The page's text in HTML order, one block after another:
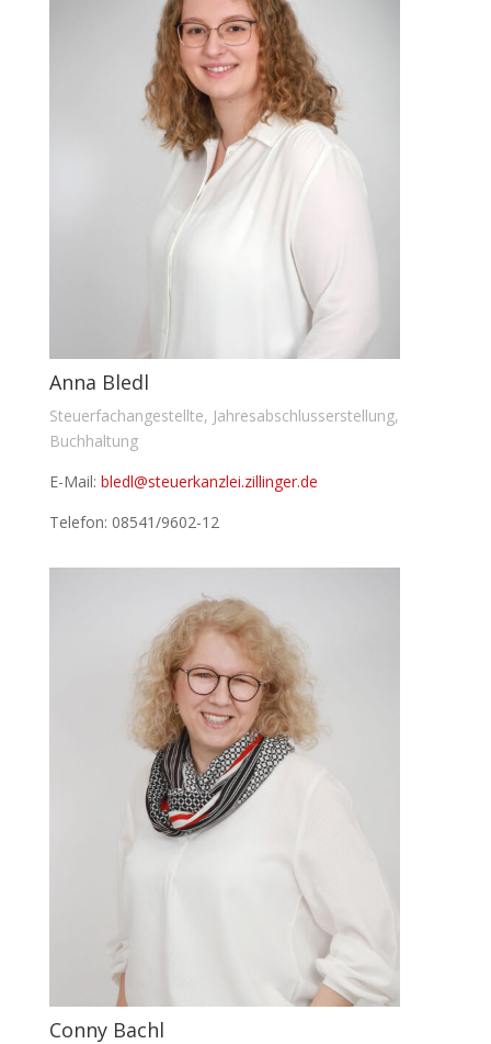
Anna Bledl
Steuerfachangestellte, Jahresabschlusserstellung,
Buchhaltung
E-Mail: bledl@steuerkanzlei.zillinger.de
Telefon: 08541/9602-12
Conny Bachl